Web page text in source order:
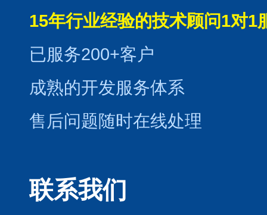
15年行业经验的技术顾问1对1
已服务200+客户
成熟的开发服务体系
售后问题随时在线处理
联系我们